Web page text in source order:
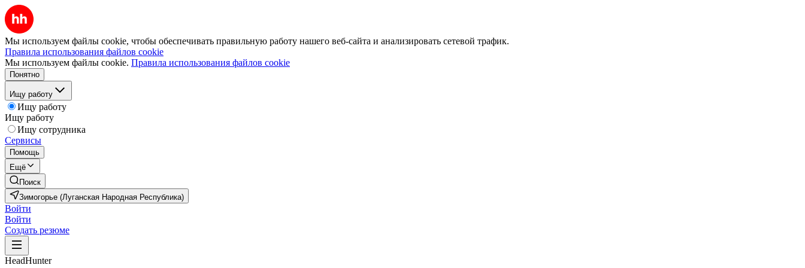
Мы используем файлы cookie, чтобы обеспечивать правильную работу нашего веб-сайта и анализировать сетевой трафик.
Правила использования файлов cookie
Мы используем файлы cookie. Правила использования файлов cookie
Понятно
Ищу работу
Ищу работу
Ищу работу
Ищу сотрудника
Сервисы
Помощь
Ещё
Поиск
Зимогорье (Луганская Народная Республика)
Войти
Войти
Создать резюме
HeadHunter